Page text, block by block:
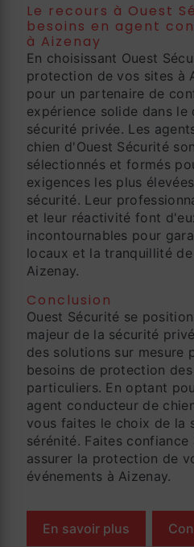
Le recours à Ouest
besoins en agent
à Aizenay
En choisissant Ouest
protection de vos sites à
pour un partenaire de
expérience solide dans le
sécurité privée. Les
chien d'Ouest Sécurité
sélectionnés et formés
exigences les plus
sécurité. Leur
et leur réactivité font
incontournables pour
locaux et la tranquillité
Aizenay.
Conclusion
Ouest Sécurité se
majeur de la sécurité
des solutions sur mesure
besoins de protection
particuliers. En optant
agent conducteur de
vous faites le choix de la
sérénité. Faites
assurer la protection de
événements à Aizenay.
En savoir plus